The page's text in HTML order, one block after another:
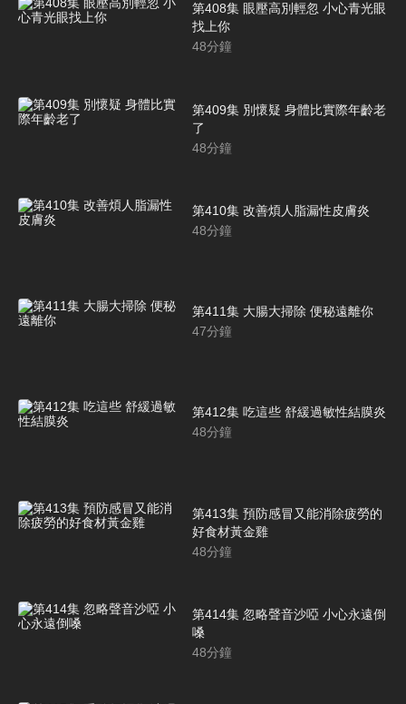
第408集 眼壓高別輕忽 小心青光眼
找上你
48分鐘
第409集 別懷疑 身體比實際年齡老
了
48分鐘
第410集 改善煩人脂漏性皮膚炎
48分鐘
第411集 大腸大掃除 便秘遠離你
47分鐘
第412集 吃這些 舒緩過敏性結膜炎
48分鐘
第413集 預防感冒又能消除疲勞的
好食材黃金雞
48分鐘
第414集 忽略聲音沙啞 小心永遠倒
嗓
48分鐘